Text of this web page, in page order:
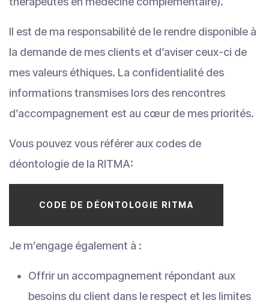
Il est de ma responsabilité de le rendre disponible à
la demande de mes clients et d’aviser ceux-ci de
mes valeurs éthiques. La confidentialité des
informations transmises lors des rencontres
d’accompagnement est au cœur de mes priorités.
Vous pouvez vous référer aux codes de
déontologie de la RITMA:
CODE DE DÉONTOLOGIE RITMA
Je m’engage également à :
Offrir un accompagnement répondant aux
besoins du client dans le respect et les limites